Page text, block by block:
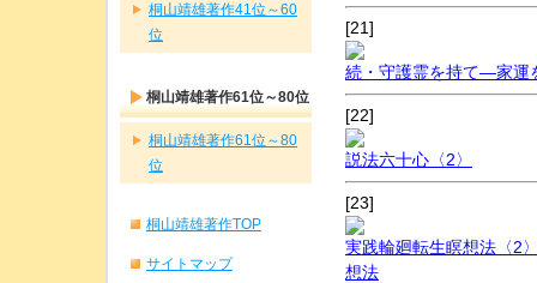
[21]
続・守護霊を持て―家運
[22]
説法六十心〈2〉
[23]
実践輪廻転生瞑想法〈2
想法
桐山靖雄著作41位～60
位
桐山靖雄著作61位～80位
桐山靖雄著作61位～80
位
桐山靖雄著作TOP
サイトマップ